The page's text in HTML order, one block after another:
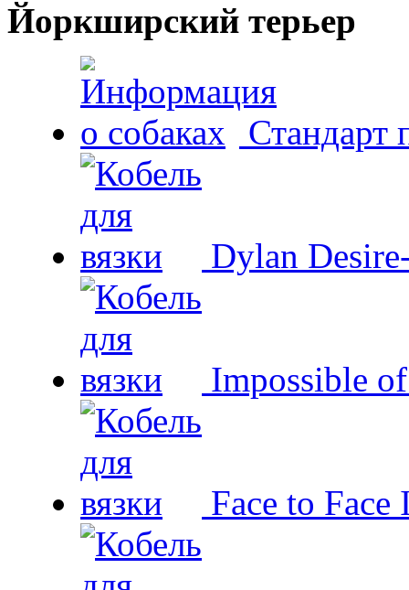
Йоркширский терьер
Dylan
Impossible
Face to